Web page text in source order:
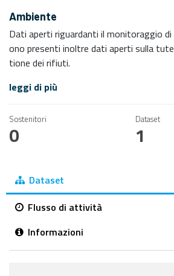
Ambiente
Dati aperti riguardanti il monitoraggio di
ono presenti inoltre dati aperti sulla
tione dei rifiuti.
leggi di più
Sostenitori
0
Dataset
1
Dataset
Flusso di attività
Informazioni